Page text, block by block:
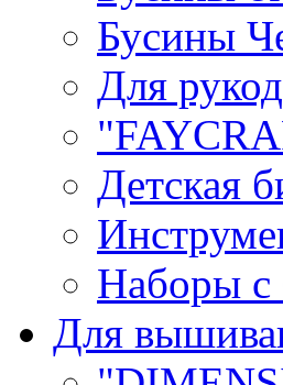
Бусины
Для
Детская
Наборы с
Для